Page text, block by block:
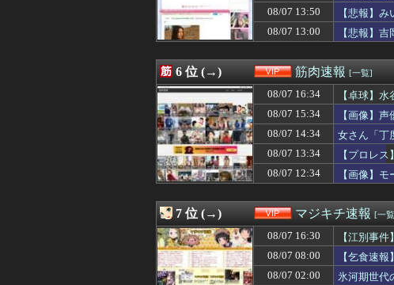
08/07 14:05
ジャンポケ斉藤の被害女
08/07 14:03
【なぞ】福田監督「新
08/07 14:03
巨乳女さん「この度、
08/07 14:00
ジャンポケ斉藤「同意が
08/07 13:50
福田雄一「新ケロロに
08/07 13:50
【悲報】みいちゃんの
08/07 13:41
【朗報】山田涼介(31)の
08/07 13:39
ぐらんぶる原作最新話、
08/07 13:35
【画像】爆胸ニット女さ
08/07 13:34
【プロレス】長州小力
08/07 13:33
【ｼｺ画像】エ口い陽キャ
08/07 13:33
うつ病経験者の約9割が
08/07 13:30
【速報】巨人、高梨、不
08/07 13:27
ニコニコ出身者が豪華す
08/07 13:25
【悲報】ちんぽに下味つ
08/07 13:20
【緊急】明日「銀だこ」
08/07 13:16
パワプロクンポケット×#
08/07 13:15
同僚の美人に土下座して
08/07 13:50
【悲報】
08/07 13:00
【悲報】
6 位 (→) 筋肉速報 [一覧]
08/07 16:34
【卓球】
た」
08/07 15:34
【画像】
08/07 14:34
女さん「丁
08/07 13:34
【プロレ
08/07 12:34
【画像】
7 位 (→) マジキチ速報 [一
08/07 16:30
【江別事
08/07 08:00
【乞食速
08/07 02:00
氷河期世代